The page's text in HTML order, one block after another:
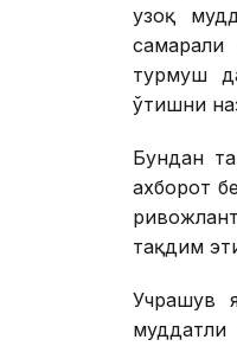
узоқ
турмуш
ўтишни
Бундан
ахборот
тақдим
Учрашув